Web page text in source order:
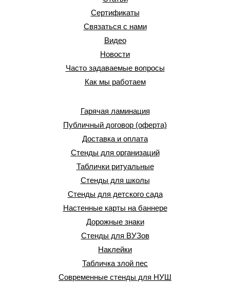
Сертификаты
Связаться с нами
Видео
Новости
Часто задаваемые вопросы
Как мы работаем
Гарячая ламинация
Публичный договор (оферта)
Доставка и оплата
Стенды для организаций
Таблички ритуальные
Стенды для школы
Стенды для детского сада
Настенные карты на баннере
Дорожные знаки
Стенды для ВУЗов
Наклейки
Табличка злой пес
Современные стенды для НУШ